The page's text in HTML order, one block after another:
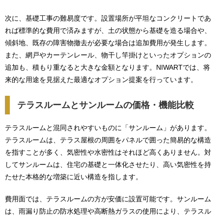
次に、基礎工事の難易度です。設置場所が平坦なコンクリートであ
れば標準的な費用で済みますが、土の状態から基礎を造る場合や、
傾斜地、既存の障害物撤去が必要な場合は追加費用が発生します。
また、網戸やカーテンレール、物干し竿掛けといったオプションの
追加も、積もり重なると大きな金額となります。NIWARTでは、将
来的な用途を見据えた最適なオプション提案を行っています。
テラスルームとサンルームの価格・機能比較
テラスルームと混同されやすいものに「サンルーム」があります。
テラスルームは、テラス屋根の周囲をパネルで囲った簡易的な構造
を指すことが多く、気密性や水密性はそれほど高くありません。対
してサンルームは、住宅の基礎と一体化させたり、高い気密性を持
たせた本格的な増築に近い構造を指します。
費用面では、テラスルームの方が安価に設置可能です。サンルーム
は、雨漏り防止の防水処理や高断熱ガラスの使用により、テラスル